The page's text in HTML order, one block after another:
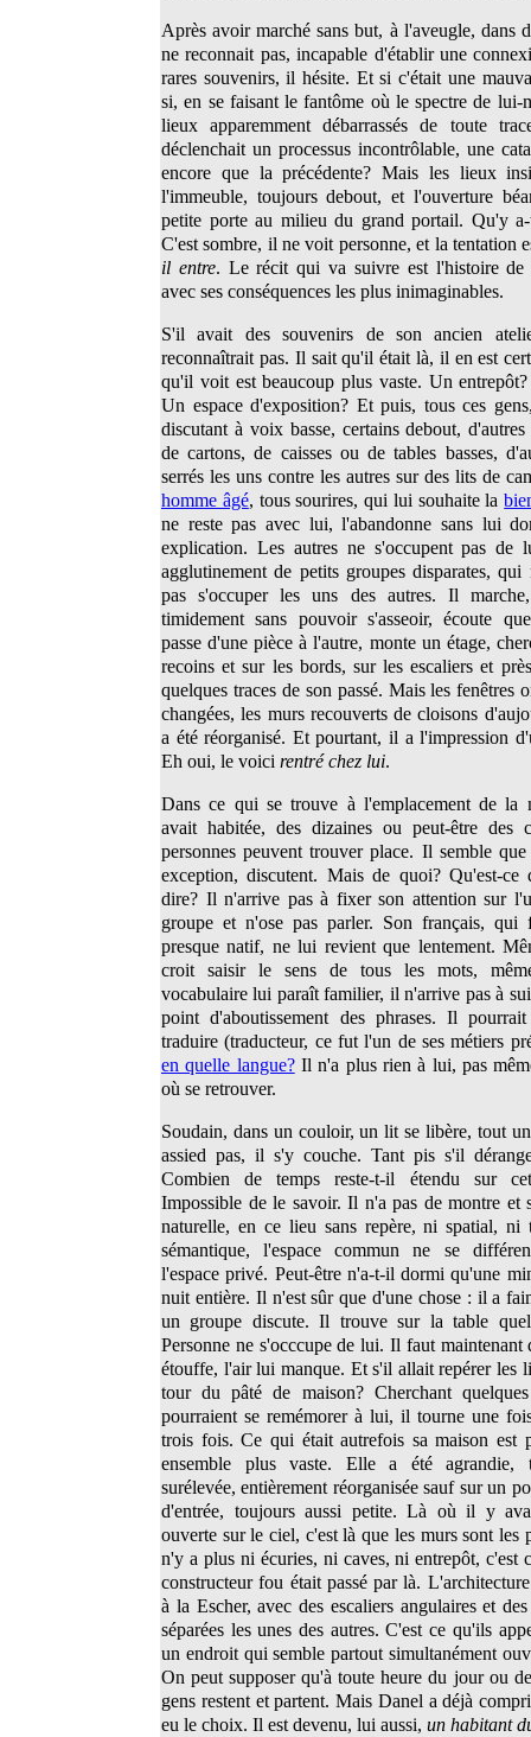
Après avoir marché sans but, à l'aveugle, dans
ne reconnait pas, incapable d'établir une
rares souvenirs, il hésite. Et si c'était une
si, en se faisant le fantôme où le spectre de lui-
lieux apparemment débarrassés de toute
déclenchait un processus incontrôlable, une
encore que la précédente? Mais les lieux
l'immeuble, toujours debout, et l'ouverture
petite porte au milieu du grand portail. Qu'y
C'est sombre, il ne voit personne, et la tentation
il entre. Le récit qui va suivre est l'histoire
avec ses conséquences les plus inimaginables.
S'il avait des souvenirs de son ancien
reconnaîtrait pas. Il sait qu'il était là, il en est
qu'il voit est beaucoup plus vaste. Un
Un espace d'exposition? Et puis, tous ces
discutant à voix basse, certains debout, d'autres
de cartons, de caisses ou de tables basses,
serrés les uns contre les autres sur des lits de
homme âgé, tous sourires, qui lui souhaite la
ne reste pas avec lui, l'abandonne sans lui
explication. Les autres ne s'occupent pas de
agglutinement de petits groupes disparates, qui
pas s'occuper les uns des autres. Il marche,
timidement sans pouvoir s'asseoir, écoute
passe d'une pièce à l'autre, monte un étage,
recoins et sur les bords, sur les escaliers et
quelques traces de son passé. Mais les fenêtres
changées, les murs recouverts de cloisons
a été réorganisé. Et pourtant, il a l'impression
Eh oui, le voici rentré chez lui.
Dans ce qui se trouve à l'emplacement de la
avait habitée, des dizaines ou peut-être des
personnes peuvent trouver place. Il semble que
exception, discutent. Mais de quoi? Qu'est-ce
dire? Il n'arrive pas à fixer son attention sur
groupe et n'ose pas parler. Son français, qui
presque natif, ne lui revient que lentement.
croit saisir le sens de tous les mots,
vocabulaire lui paraît familier, il n'arrive pas à
point d'aboutissement des phrases. Il
traduire (traducteur, ce fut l'un de ses métiers
en quelle langue?Il n'a plus rien à lui, pas
où se retrouver.
Soudain, dans un couloir, un lit se libère, tout
assied pas, il s'y couche. Tant pis s'il
Combien de temps reste-t-il étendu sur
Impossible de le savoir. Il n'a pas de montre et
naturelle, en ce lieu sans repère, ni spatial, ni
sémantique, l'espace commun ne se
l'espace privé. Peut-être n'a-t-il dormi qu'une
nuit entière. Il n'est sûr que d'une chose : il a
un groupe discute. Il trouve sur la table
Personne ne s'occcupe de lui. Il faut
étouffe, l'air lui manque. Et s'il allait repérer les
tour du pâté de maison? Cherchant
pourraient se remémorer à lui, il tourne une
trois fois. Ce qui était autrefois sa maison est
ensemble plus vaste. Elle a été agrandie,
surélevée, entièrement réorganisée sauf sur un
d'entrée, toujours aussi petite. Là où il y
ouverte sur le ciel, c'est là que les murs sont les
n'y a plus ni écuries, ni caves, ni entrepôt, c'est
constructeur fou était passé par là.
à la Escher, avec des escaliers angulaires et
séparées les unes des autres. C'est ce qu'ils
un endroit qui semble partout simultanément
On peut supposer qu'à toute heure du jour ou
gens restent et partent. Mais Danel a déjà
eu le choix. Il est devenu, lui aussi, un habitant